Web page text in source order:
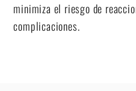
minimiza el riesgo de
complicaciones.